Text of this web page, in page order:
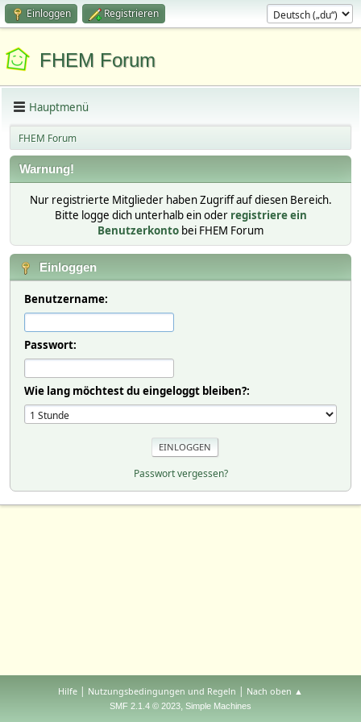
Einloggen Registrieren
FHEM Forum
Hauptmenü
FHEM Forum
Warnung!
Nur registrierte Mitglieder haben Zugriff auf diesen Bereich.
Bitte logge dich unterhalb ein oder registriere ein
Benutzerkonto bei FHEM Forum
Einloggen
Benutzername:
Passwort:
Wie lang möchtest du eingeloggt bleiben?:
Passwort vergessen?
Hilfe | Nutzungsbedingungen und Regeln | Nach oben ▲
SMF 2.1.4 © 2023, Simple Machines